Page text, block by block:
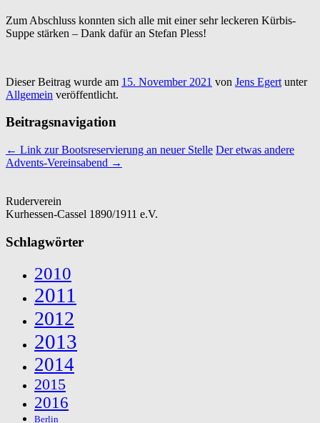
Zum Abschluss konnten sich alle mit einer sehr leckeren Kürbis-
Suppe stärken – Dank dafür an Stefan Pless!
Dieser Beitrag wurde am 15. November 2021 von Jens Egert unter
Allgemein veröffentlicht.
Beitragsnavigation
← Link zur Bootsreservierung an neuer Stelle Der etwas andere
Advents-Vereinsabend →
Ruderverein
Kurhessen-Cassel 1890/1911 e.V.
Schlagwörter
2010
2011
2012
2013
2014
2015
2016
Berlin